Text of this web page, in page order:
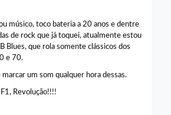
músico, toco bateria a 20 anos e dentre
de rock que já toquei, atualmente estou
Blues, que rola somente clássicos dos
e 70.
marcar um som qualquer hora dessas.
Revolução!!!!